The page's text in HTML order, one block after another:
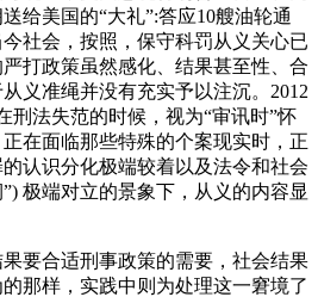
给美国的“大礼”:答应10艘油轮通
社会，按照，保守科罚从义关心已
打政策虽然感化、结果甚至性、合
义准绳并没有充实予以注沉。2012
刑法失范的时候，视为“审讯时”怀
在面临那些特殊的个案现实时，正
认识分化极端较着以及法令和社会
极端对立的景象下，从义的内容显
合适刑事政策的需要，社会结果
那样，实践中则为处理这一窘境了